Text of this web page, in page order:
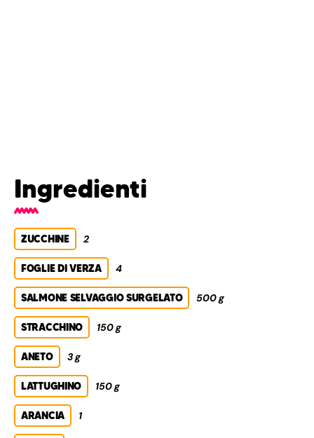
Ingredienti
ZUCCHINE 2
FOGLIE DI VERZA 4
SALMONE SELVAGGIO SURGELATO 500 g
STRACCHINO 150 g
ANETO 3 g
LATTUGHINO 150 g
ARANCIA 1